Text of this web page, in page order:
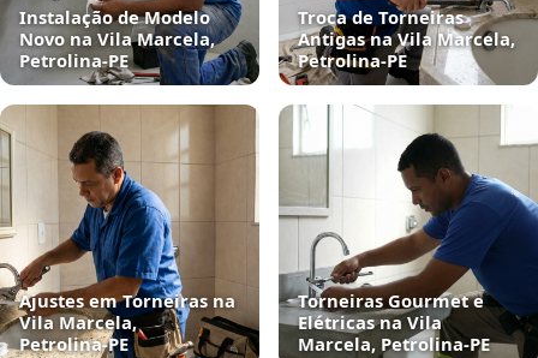
Instalação de Modelo
Novo na Vila Marcela,
Petrolina‑PE
Troca de Torneiras
Antigas na Vila Marcela,
Petrolina‑PE
Ajustes em Torneiras na
Vila Marcela,
Petrolina‑PE
Torneiras Gourmet e
Elétricas na Vila
Marcela, Petrolina‑PE